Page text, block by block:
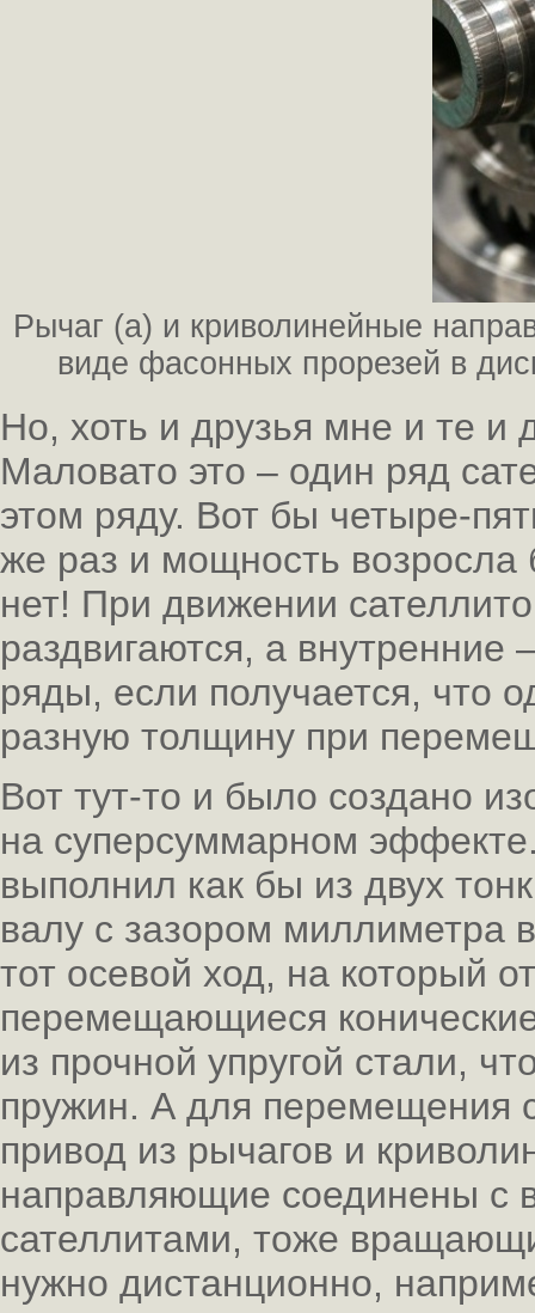
Рычаг (а) и криволинейные
виде фасонных прорезей в
Но, хоть и друзья мне и те и
Маловато это – один ряд
этом ряду. Вот бы четыре-
же раз и мощность
нет! При движении
раздвигаются, а внутренние
ряды, если получается, что
разную толщину при
Вот тут-то и было создано
на суперсуммарном
выполнил как бы из двух
валу с зазором миллиметра
тот осевой ход, на который
перемещающиеся
из прочной упругой стали,
пружин. А для перемещения
привод из рычагов и
направляющие соединены
сателлитами, тоже
нужно дистанционно,